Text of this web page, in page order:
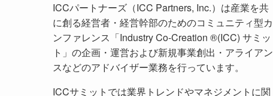
ICCパートナーズ（ICC Partners, Inc.）は産業を共
に創る経営者・経営幹部のためのコミュニティ型カ
ンファレンス「Industry Co-Creation ®(ICC) サミッ
ト」の企画・運営および新規事業創出・アライアン
スなどのアドバイザー業務を行っています。
ICCサミットでは業界トレンドやマネジメントに関